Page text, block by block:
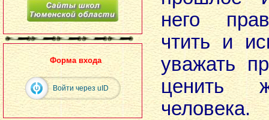
Форма входа
Войти через uID
него
чтить и
уважать
ценить
человека.